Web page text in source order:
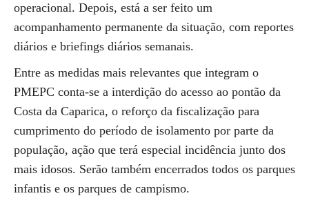
operacional. Depois, está a ser feito um
acompanhamento permanente da situação, com reportes
diários e briefings diários semanais.
Entre as medidas mais relevantes que integram o
PMEPC conta-se a interdição do acesso ao pontão da
Costa da Caparica, o reforço da fiscalização para
cumprimento do período de isolamento por parte da
população, ação que terá especial incidência junto dos
mais idosos. Serão também encerrados todos os parques
infantis e os parques de campismo.